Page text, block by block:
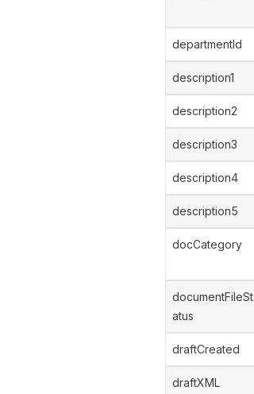
departmentId
description1
description2
description3
description4
description5
docCategory
documentFileSt
atus
draftCreated
draftXML